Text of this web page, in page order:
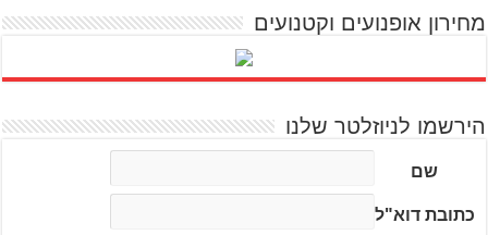
מחירון אופנועים וקטנועים
הירשמו לניוזלטר שלנו
שם
כתובת דוא"ל